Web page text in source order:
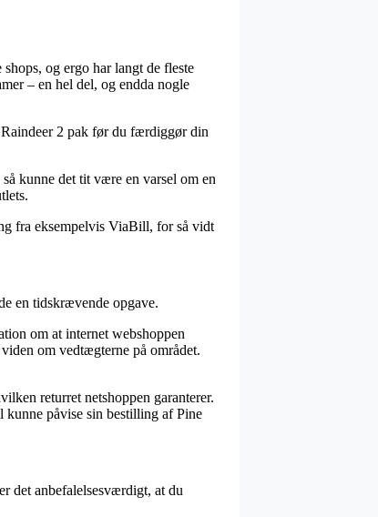
og ergo har langt de fleste
– en hel del, og endda nogle
2 pak før du færdiggør din
kunne det tit være en varsel om en
fra eksempelvis ViaBill, for så vidt
en tidskrævende opgave.
om at internet webshoppen
om vedtægterne på området.
returret netshoppen garanterer.
kunne påvise sin bestilling af Pine
det anbefalelsesværdigt, at du